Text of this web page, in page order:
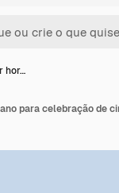
hor…
para celebração de